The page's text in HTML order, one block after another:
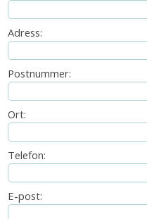
Adress:
Postnummer:
Ort:
Telefon:
E-post: